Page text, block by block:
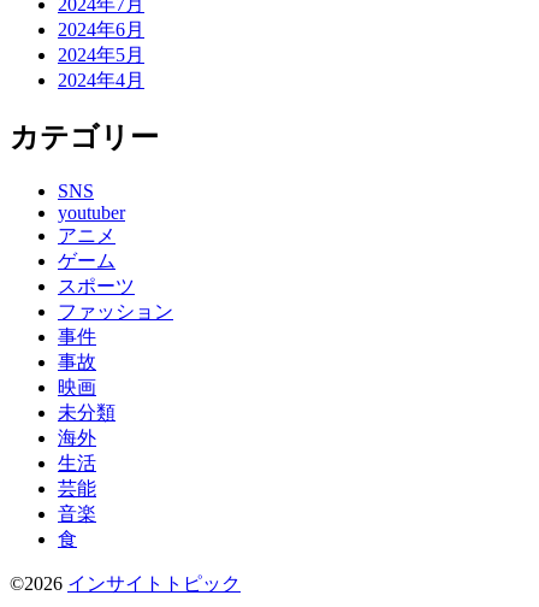
2024年6月
2024年5月
2024年4月
カテゴリー
SNS
youtuber
アニメ
ゲーム
スポーツ
ファッション
事件
事故
映画
未分類
海外
生活
芸能
音楽
食
©2026 インサイトトピック